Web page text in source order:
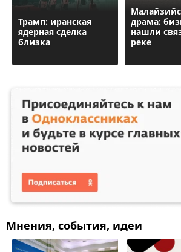
Трамп: иранская
ядерная сделка
близка
драма:
нашли
реке
Мнения, события, идеи